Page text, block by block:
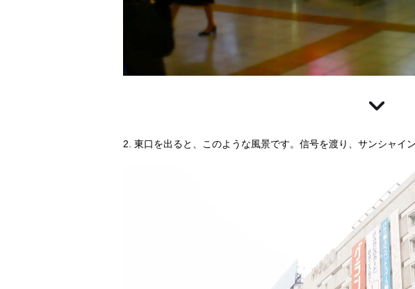
東口を出ると、このような風景です。信号を渡り、サンシャイ